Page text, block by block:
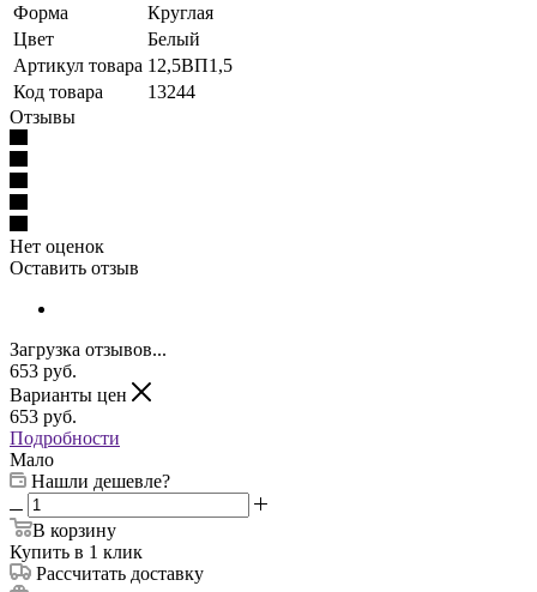
Форма
Круглая
Цвет
Белый
Артикул товара 12,5ВП1,5
Код товара
13244
Отзывы
Нет оценок
Оставить отзыв
Загрузка отзывов...
653 руб.
Варианты цен
653 руб.
Подробности
Мало
Нашли дешевле?
В корзину
Купить в 1 клик
Рассчитать доставку